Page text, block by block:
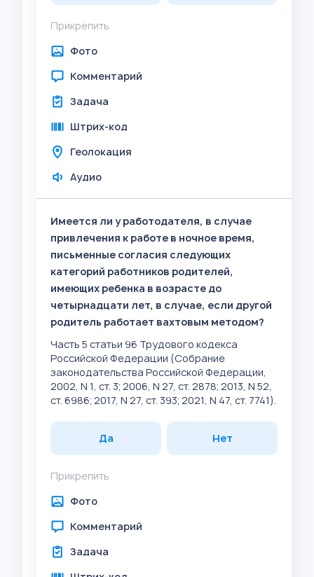
Прикрепить
Фото
Комментарий
Задача
Штрих-код
Геолокация
Аудио
Имеется ли у работодателя, в случае
привлечения к работе в ночное время,
письменные согласия следующих
категорий работников родителей,
имеющих ребенка в возрасте до
четырнадцати лет, в случае, если другой
родитель работает вахтовым методом?
Часть 5 статьи 96 Трудового кодекса
Российской Федерации (Собрание
законодательства Российской Федерации,
2002, N 1, ст. 3; 2006, N 27, ст. 2878; 2013, N 52,
ст. 6986; 2017, N 27, ст. 393; 2021, N 47, ст. 7741).
Да Нет
Прикрепить
Фото
Комментарий
Задача